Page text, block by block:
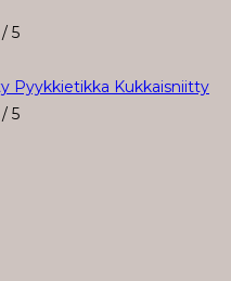
/ 5
Pyykkietikka Kukkaisniitty
/ 5